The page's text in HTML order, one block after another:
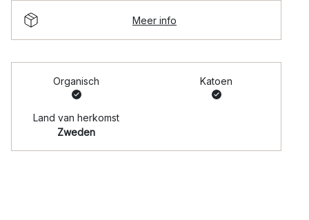
Meer info
Organisch Katoen
Land van herkomst
Zweden